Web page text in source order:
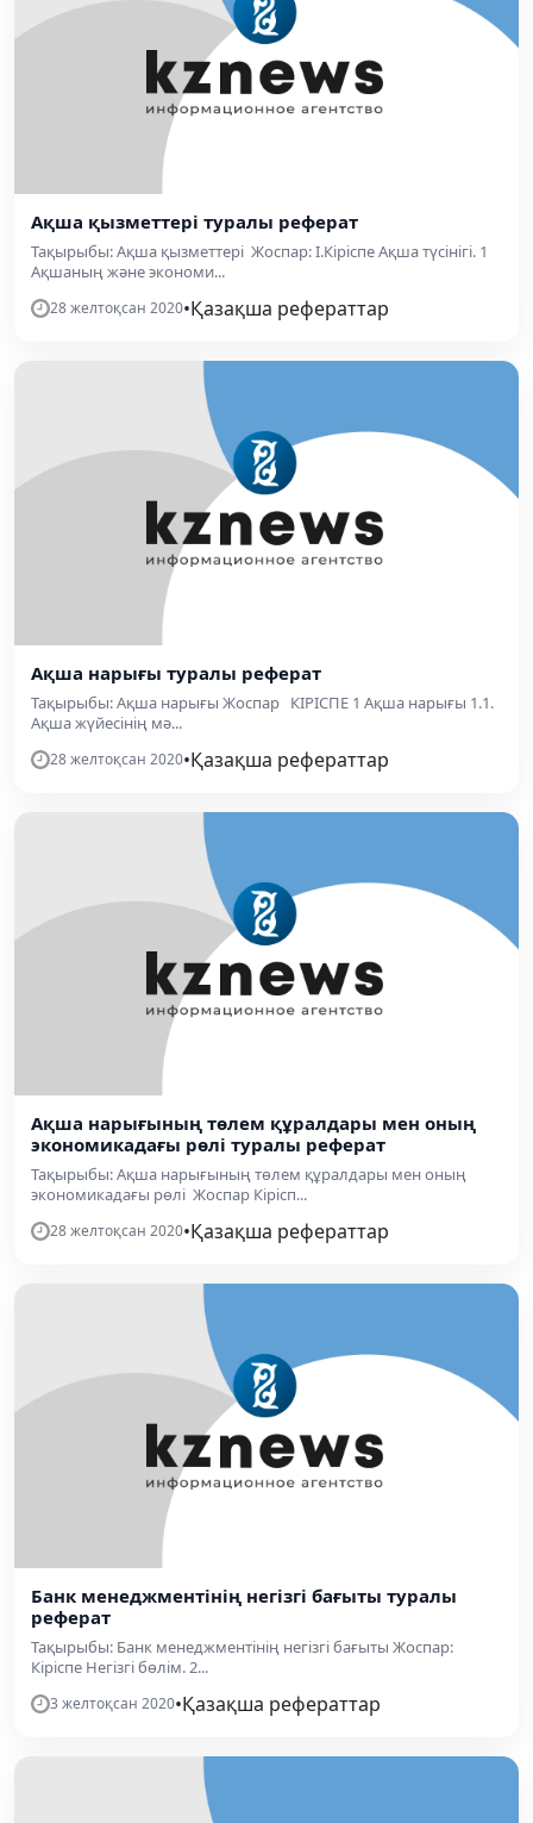
Ақша қызметтері туралы реферат
Тақырыбы: Ақша қызметтері Жоспар: І.Кіріспе Ақша түсінігі. 1
Ақшаның және экономи...
28 желтоқсан 2020•Қазақша рефераттар
Ақша нарығы туралы реферат
Тақырыбы: Ақша нарығы Жоспар КІРІСПЕ 1 Ақша нарығы 1.1.
Ақша жүйесінің мә...
28 желтоқсан 2020•Қазақша рефераттар
Ақша нарығының төлем құралдары мен оның
экономикадағы рөлі туралы реферат
Тақырыбы: Ақша нарығының төлем құралдары мен оның
экономикадағы рөлі Жоспар Кірісп...
28 желтоқсан 2020•Қазақша рефераттар
Банк менеджментінің негізгі бағыты туралы
реферат
Тақырыбы: Банк менеджментінің негізгі бағыты Жоспар:
Кіріспе Негізгі бөлім. 2...
3 желтоқсан 2020•Қазақша рефераттар